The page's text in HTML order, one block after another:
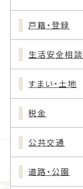
戸籍・登録
生活安全相談
すまい・土地
税金
公共交通
道路・公園